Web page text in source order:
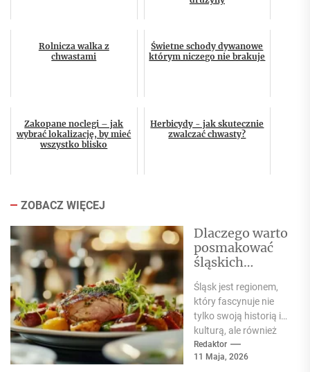
Rolnicza walka z
chwastami
Świetne schody dywanowe
którym niczego nie brakuje
Zakopane noclegi – jak
wybrać lokalizację, by mieć
wszystko blisko
Herbicydy - jak skutecznie
zwalczać chwasty?
ZOBACZ WIĘCEJ
Dlaczego warto
posmakować
śląskich
kulinarnych?
Śląsk jest regionem,
który fascynuje nie
tylko swoją historią i
kulturą, ale również
bogatą ofertą
kulinarną. Kuchnia
Redaktor
11 Maja, 2026